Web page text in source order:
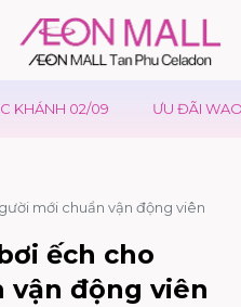
ƯU ĐÃI WAON TẠI
mới chuẩn vận động viên
ếch cho
vận động viên